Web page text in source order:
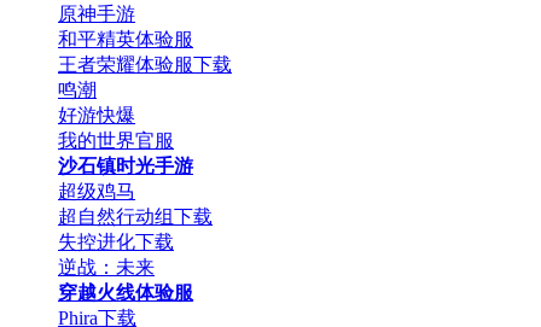
原神手游
和平精英体验服
王者荣耀体验服下载
鸣潮
好游快爆
我的世界官服
沙石镇时光手游
超级鸡马
超自然行动组下载
失控进化下载
逆战：未来
穿越火线体验服
Phira下载